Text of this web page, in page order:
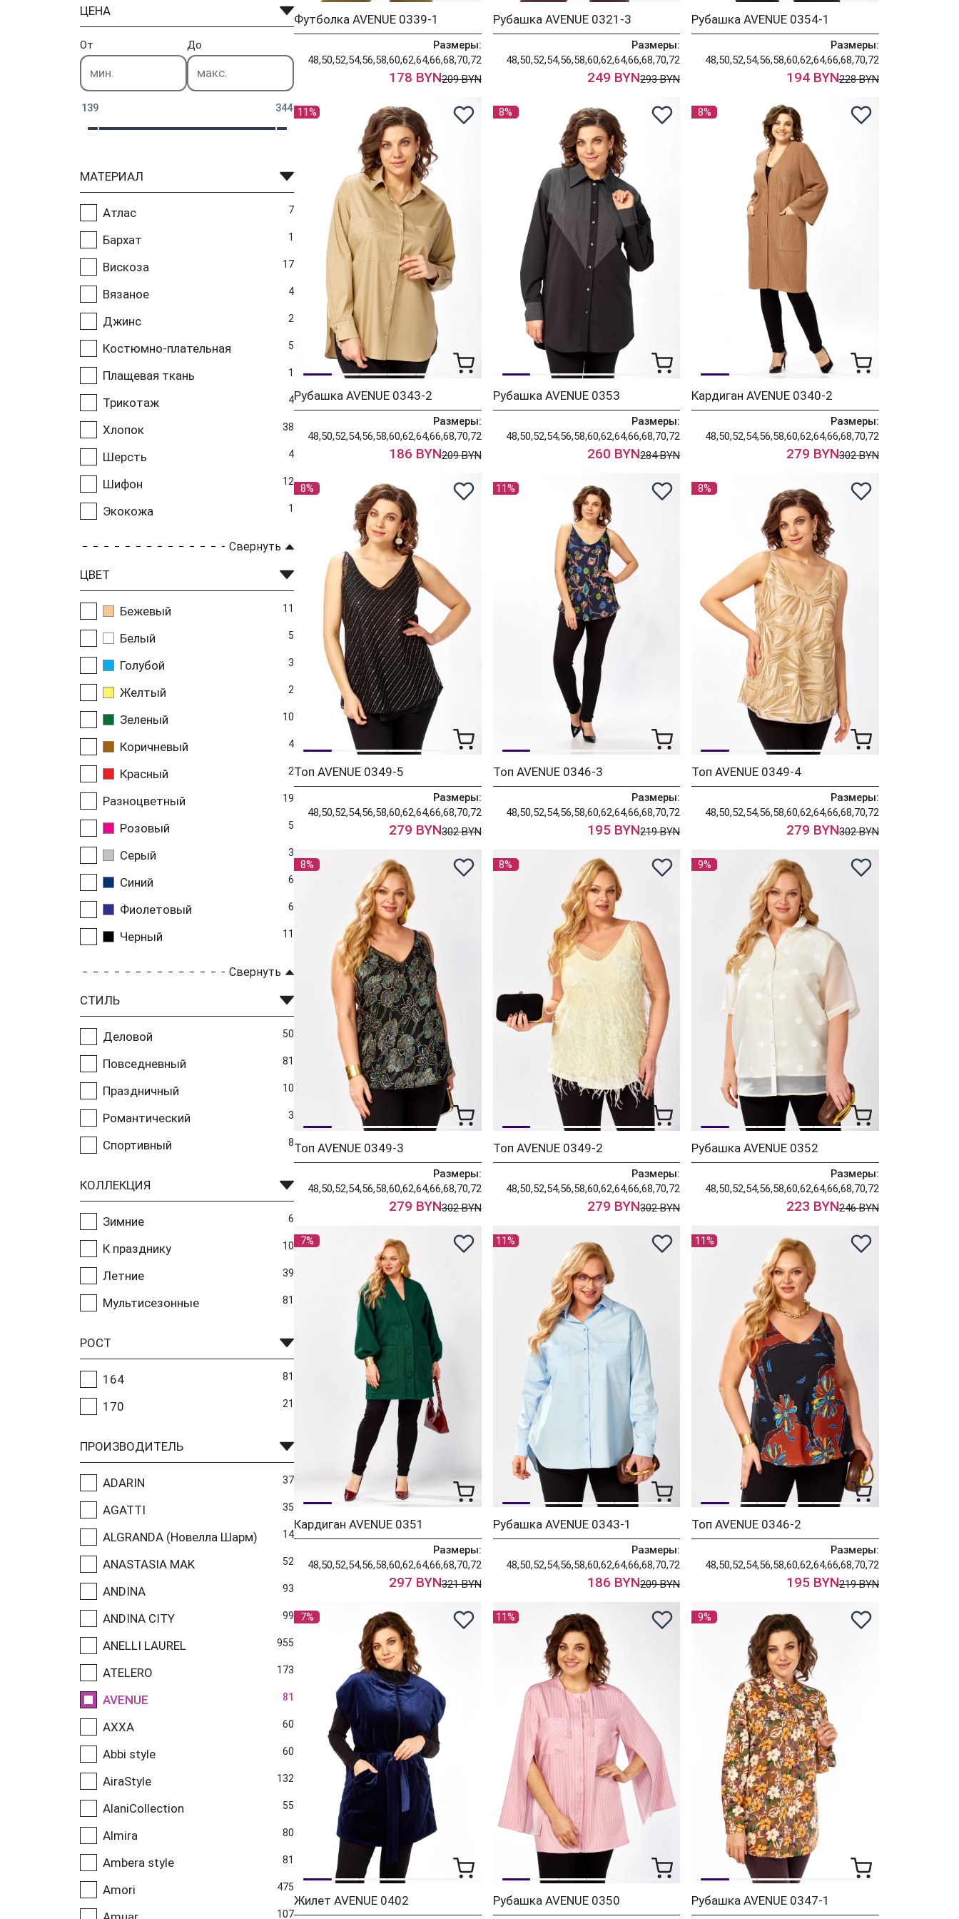
ЦЕНА
От До
139 344
МАТЕРИАЛ
Атлас 7
Бархат 1
Вискоза 17
Вязаное 4
Джинс 2
Костюмно-плательная 5
Плащевая ткань 1
Трикотаж 4
Хлопок 38
Шерсть 4
Шифон 12
Экокожа 1
Свернуть
ЦВЕТ
Бежевый 11
Белый 5
Голубой 3
Желтый 2
Зеленый 10
Коричневый 4
Красный 2
Разноцветный 19
Розовый 5
Серый 3
Синий 6
Фиолетовый 6
Черный 11
Свернуть
СТИЛЬ
Деловой 50
Повседневный 81
Праздничный 10
Романтический 3
Спортивный 8
КОЛЛЕКЦИЯ
Зимние 6
К празднику 10
Летние 39
Мультисезонные 81
РОСТ
164 81
170 21
ПРОИЗВОДИТЕЛЬ
ADARIN 37
AGATTI 35
ALGRANDA (Новелла Шарм) 14
ANASTASIA MAK 52
ANDINA 93
ANDINA CITY 99
ANELLI LAUREL 955
ATELERO 173
AVENUE 81
AXXA 60
Abbi style 60
AiraStyle 132
AlaniCollection 55
Almira 80
Ambera style 81
Amori 475
107
Футболка AVENUE 0339-1
Размеры:
48,50,52,54,56,58,60,62,64,66,68,70,72
178 BYN209 BYN
Рубашка AVENUE 0321-3
Размеры:
48,50,52,54,56,58,60,62,64,66,68,70,72
249 BYN293 BYN
Рубашка AVENUE 0354-1
Размеры:
48,50,52,54,56,58,60,62,64,66,68,70,72
194 BYN228 BYN
11%
Рубашка AVENUE 0343-2
Размеры:
48,50,52,54,56,58,60,62,64,66,68,70,72
186 BYN209 BYN
8%
Рубашка AVENUE 0353
Размеры:
48,50,52,54,56,58,60,62,64,66,68,70,72
260 BYN284 BYN
8%
Кардиган AVENUE 0340-2
Размеры:
48,50,52,54,56,58,60,62,64,66,68,70,72
279 BYN302 BYN
8%
Топ AVENUE 0349-5
Размеры:
48,50,52,54,56,58,60,62,64,66,68,70,72
279 BYN302 BYN
11%
Топ AVENUE 0346-3
Размеры:
48,50,52,54,56,58,60,62,64,66,68,70,72
195 BYN219 BYN
8%
Топ AVENUE 0349-4
Размеры:
48,50,52,54,56,58,60,62,64,66,68,70,72
279 BYN302 BYN
8%
Топ AVENUE 0349-3
Размеры:
48,50,52,54,56,58,60,62,64,66,68,70,72
279 BYN302 BYN
8%
Топ AVENUE 0349-2
Размеры:
48,50,52,54,56,58,60,62,64,66,68,70,72
279 BYN302 BYN
9%
Рубашка AVENUE 0352
Размеры:
48,50,52,54,56,58,60,62,64,66,68,70,72
223 BYN246 BYN
7%
Кардиган AVENUE 0351
Размеры:
48,50,52,54,56,58,60,62,64,66,68,70,72
297 BYN321 BYN
11%
Рубашка AVENUE 0343-1
Размеры:
48,50,52,54,56,58,60,62,64,66,68,70,72
186 BYN209 BYN
11%
Топ AVENUE 0346-2
Размеры:
48,50,52,54,56,58,60,62,64,66,68,70,72
195 BYN219 BYN
7%
Жилет AVENUE 0402
11%
Рубашка AVENUE 0350
9%
Рубашка AVENUE 0347-1